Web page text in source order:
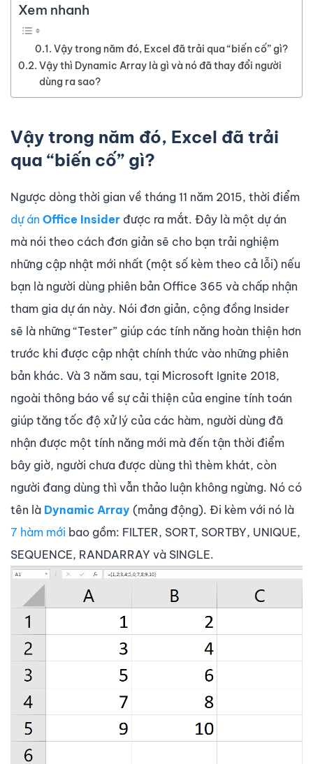
Xem nhanh
Vậy trong năm đó, Excel đã trải qua “biến cố” gì?
Vậy thì Dynamic Array là gì và nó đã thay đổi người
dùng ra sao?
Vậy trong năm đó, Excel đã trải
qua “biến cố” gì?
Ngược dòng thời gian về tháng 11 năm 2015, thời điểm
dự án Office Insider được ra mắt. Đây là một dự án
mà nói theo cách đơn giản sẽ cho bạn trải nghiệm
những cập nhật mới nhất (một số kèm theo cả lỗi) nếu
bạn là người dùng phiên bản Office 365 và chấp nhận
tham gia dự án này. Nói đơn giản, cộng đồng Insider
sẽ là những “Tester” giúp các tính năng hoàn thiện hơn
trước khi được cập nhật chính thức vào những phiên
bản khác. Và 3 năm sau, tại Microsoft Ignite 2018,
ngoài thông báo về sự cải thiện của engine tính toán
giúp tăng tốc độ xử lý của các hàm, người dùng đã
nhận được một tính năng mới mà đến tận thời điểm
bây giờ, người chưa được dùng thì thèm khát, còn
người đang dùng thì vẫn thảo luận không ngừng. Nó có
tên là Dynamic Array (mảng động). Đi kèm với nó là
7 hàm mới bao gồm: FILTER, SORT, SORTBY, UNIQUE,
SEQUENCE, RANDARRAY và SINGLE.